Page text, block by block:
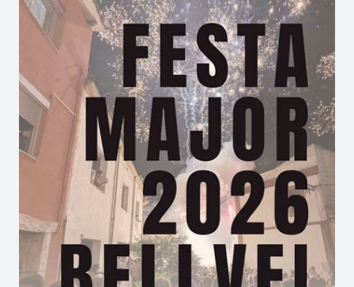
demostracions i per preservar una tradició
estretament lligada a la història ramadera dels
Pirineus.